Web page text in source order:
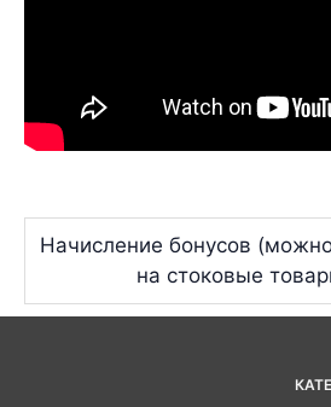
Начисление бонусов
на стоковые